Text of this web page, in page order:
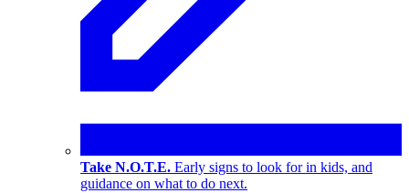
Take N.O.T.E. Early signs to look for in kids, and
guidance on what to do next.